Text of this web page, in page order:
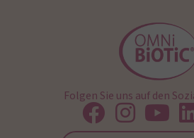
Folgen Sie uns auf den